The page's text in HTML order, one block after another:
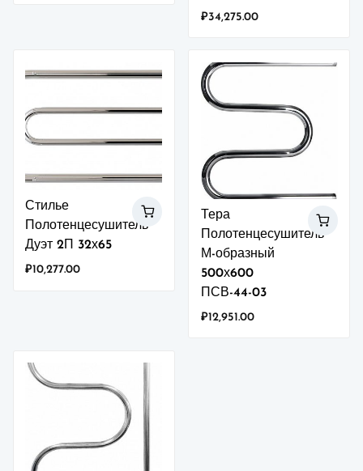
₽34,275.00
Стилье
Полотенцесушитель
Дуэт 2П 32х65
₽10,277.00
Тера
Полотенцесушитель
М-образный
500х600
ПСВ-44-03
₽12,951.00